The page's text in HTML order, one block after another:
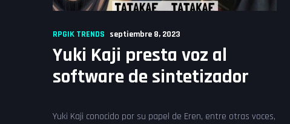
RPGIK TRENDS septiembre 8, 2023
Yuki Kaji presta voz al
software de sintetizador
Yuki Kaji conocido por su papel de Eren, entre otras voces,